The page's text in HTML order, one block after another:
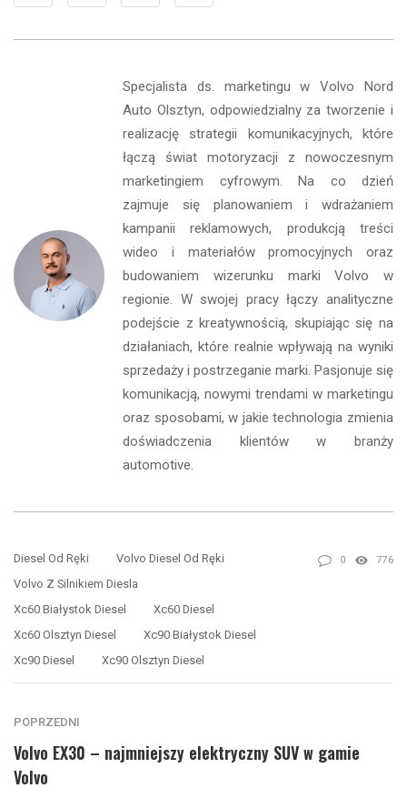
Specjalista ds. marketingu w Volvo Nord
Auto Olsztyn, odpowiedzialny za tworzenie i
realizację strategii komunikacyjnych, które
łączą świat motoryzacji z nowoczesnym
marketingiem cyfrowym. Na co dzień
zajmuje się planowaniem i wdrażaniem
kampanii reklamowych, produkcją treści
wideo i materiałów promocyjnych oraz
budowaniem wizerunku marki Volvo w
regionie. W swojej pracy łączy analityczne
podejście z kreatywnością, skupiając się na
działaniach, które realnie wpływają na wyniki
sprzedaży i postrzeganie marki. Pasjonuje się
komunikacją, nowymi trendami w marketingu
oraz sposobami, w jakie technologia zmienia
doświadczenia klientów w branży
automotive.
Diesel Od Ręki
Volvo Diesel Od Ręki
Volvo Z Silnikiem Diesla
Xc60 Białystok Diesel
Xc60 Diesel
Xc60 Olsztyn Diesel
Xc90 Białystok Diesel
Xc90 Diesel
Xc90 Olsztyn Diesel
0 776
POPRZEDNI
Volvo EX30 – najmniejszy elektryczny SUV w gamie
Volvo